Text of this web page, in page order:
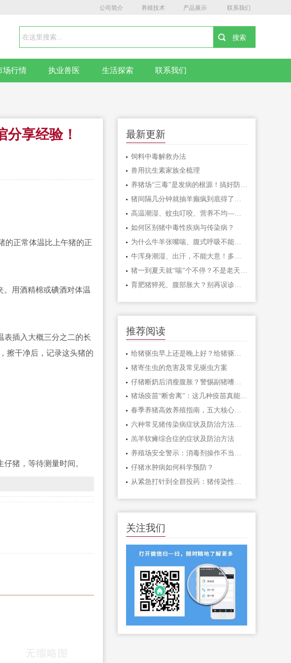
公司简介 养殖技术 产品展示 联系我们
场行情 执业兽医 生活探索 联系我们
享经验！
正常体温比上午猪的正
用酒精棉或碘酒对体温
插入大概三分之二的长
擦干净后，记录这头猪的
猪，等待测量时间。
最新更新
饲料中毒解救办法
兽用抗生素家族全梳理
养猪场“三毒”是发病的根源！搞好防治很重要！
猪间隔几分钟就抽羊癫疯到底得了什么病呢？
高温潮湿、蚊虫叮咬、营养不均——猪湿疹三大诱因及预防对策
如何区别猪中毒性疾病与传染病？
为什么牛羊张嘴喘、腹式呼吸不能一上来就打氟苯尼考多西环素、卡那霉素泰乐菌素等？而是先打氨茶碱、呋塞米、地塞米松？
牛浑身潮湿、出汗，不能大意！多半是“牛酮病”这个配方投喂，几天快速恢复正常。养牛必看
推荐阅读
给猪驱虫早上还是晚上好？给猪驱虫什么时间好
猪寄生虫的危害及常见驱虫方案
猪场疫苗“断舍离”：这几种疫苗真能省！但先学会这3套替代防控法
春季养猪高效养殖指南，五大核心要点防控疫病！
六种常见猪传染病症状及防治方法，一定要收藏！
羔羊软瘫综合症的症状及防治方法
养殖场安全警示：消毒剂操作不当，可能带来哪些严重后果？
仔猪水肿病如何科学预防？
关注我们